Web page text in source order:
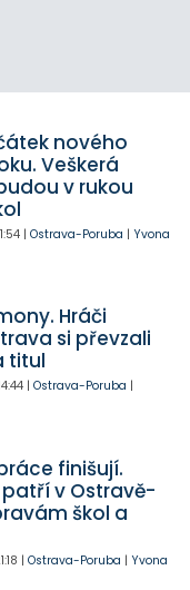
nového
Veškerá
v rukou
| Ostrava-Poruba | Yvona
Hráči
si převzali
titul
| Ostrava-Poruba |
finišují.
patří v Ostravě-
škol a
| Ostrava-Poruba | Yvona